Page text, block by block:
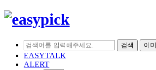
검색 이
EASYTALK
ALERT